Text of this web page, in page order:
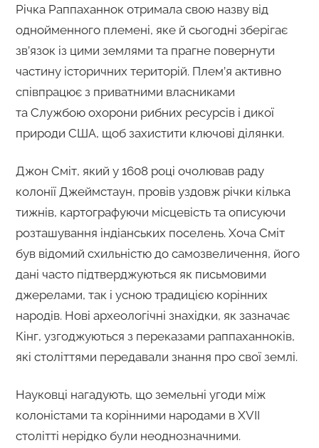
Річка Раппаханнок отримала свою назву від
однойменного племені, яке й сьогодні зберігає
зв’язок із цими землями та прагне повернути
частину історичних територій. Плем’я активно
співпрацює з приватними власниками
та Службою охорони рибних ресурсів і дикої
природи США, щоб захистити ключові ділянки.
Джон Сміт, який у 1608 році очолював раду
колонії Джеймстаун, провів уздовж річки кілька
тижнів, картографуючи місцевість та описуючи
розташування індіанських поселень. Хоча Сміт
був відомий схильністю до самозвеличення, його
дані часто підтверджуються як письмовими
джерелами, так і усною традицією корінних
народів. Нові археологічні знахідки, як зазначає
Кінг, узгоджуються з переказами раппаханноків,
які століттями передавали знання про свої землі.
Науковці нагадують, що земельні угоди між
колоністами та корінними народами в XVII
столітті нерідко були неоднозначними.